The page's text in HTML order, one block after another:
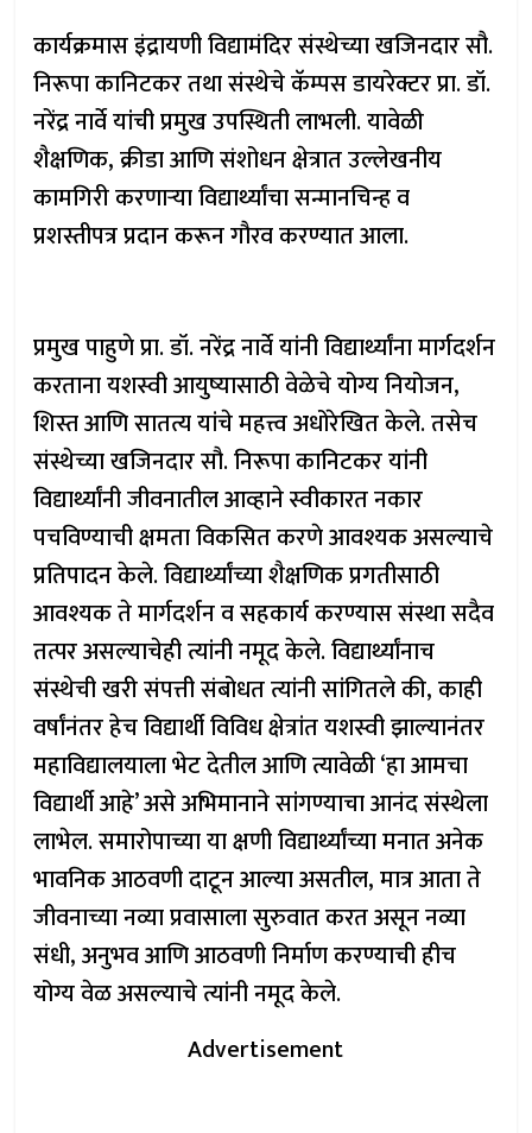
कार्यक्रमास इंद्रायणी विद्यामंदिर संस्थेच्या खजिनदार सौ.
निरूपा कानिटकर तथा संस्थेचे कॅम्पस डायरेक्टर प्रा. डॉ.
नरेंद्र नार्वे यांची प्रमुख उपस्थिती लाभली. यावेळी
शैक्षणिक, क्रीडा आणि संशोधन क्षेत्रात उल्लेखनीय
कामगिरी करणाऱ्या विद्यार्थ्यांचा सन्मानचिन्ह व
प्रशस्तीपत्र प्रदान करून गौरव करण्यात आला.
प्रमुख पाहुणे प्रा. डॉ. नरेंद्र नार्वे यांनी विद्यार्थ्यांना मार्गदर्शन
करताना यशस्वी आयुष्यासाठी वेळेचे योग्य नियोजन,
शिस्त आणि सातत्य यांचे महत्त्व अधोरेखित केले. तसेच
संस्थेच्या खजिनदार सौ. निरूपा कानिटकर यांनी
विद्यार्थ्यांनी जीवनातील आव्हाने स्वीकारत नकार
पचविण्याची क्षमता विकसित करणे आवश्यक असल्याचे
प्रतिपादन केले. विद्यार्थ्यांच्या शैक्षणिक प्रगतीसाठी
आवश्यक ते मार्गदर्शन व सहकार्य करण्यास संस्था सदैव
तत्पर असल्याचेही त्यांनी नमूद केले. विद्यार्थ्यांनाच
संस्थेची खरी संपत्ती संबोधत त्यांनी सांगितले की, काही
वर्षांनंतर हेच विद्यार्थी विविध क्षेत्रांत यशस्वी झाल्यानंतर
महाविद्यालयाला भेट देतील आणि त्यावेळी ‘हा आमचा
विद्यार्थी आहे’ असे अभिमानाने सांगण्याचा आनंद संस्थेला
लाभेल. समारोपाच्या या क्षणी विद्यार्थ्यांच्या मनात अनेक
भावनिक आठवणी दाटून आल्या असतील, मात्र आता ते
जीवनाच्या नव्या प्रवासाला सुरुवात करत असून नव्या
संधी, अनुभव आणि आठवणी निर्माण करण्याची हीच
योग्य वेळ असल्याचे त्यांनी नमूद केले.
Advertisement